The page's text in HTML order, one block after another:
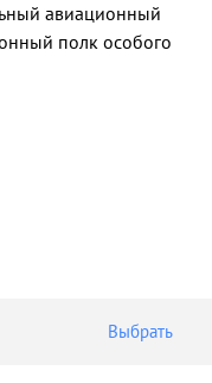
авиационный
полк особого
Выбрать